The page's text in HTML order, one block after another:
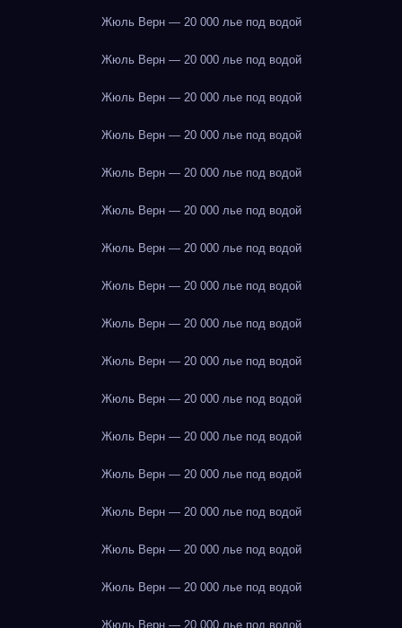
Жюль Верн — 20 000 лье под водой
Жюль Верн — 20 000 лье под водой
Жюль Верн — 20 000 лье под водой
Жюль Верн — 20 000 лье под водой
Жюль Верн — 20 000 лье под водой
Жюль Верн — 20 000 лье под водой
Жюль Верн — 20 000 лье под водой
Жюль Верн — 20 000 лье под водой
Жюль Верн — 20 000 лье под водой
Жюль Верн — 20 000 лье под водой
Жюль Верн — 20 000 лье под водой
Жюль Верн — 20 000 лье под водой
Жюль Верн — 20 000 лье под водой
Жюль Верн — 20 000 лье под водой
Жюль Верн — 20 000 лье под водой
Жюль Верн — 20 000 лье под водой
Жюль Верн — 20 000 лье под водой